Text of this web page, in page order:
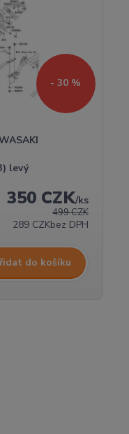
- 30 %
levý
499 CZK
350 CZK/ks
289 CZKbez DPH
do košíku